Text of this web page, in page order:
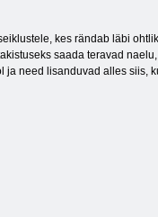
kes rändab läbi
saada teravad
need lisanduvad alles siis,